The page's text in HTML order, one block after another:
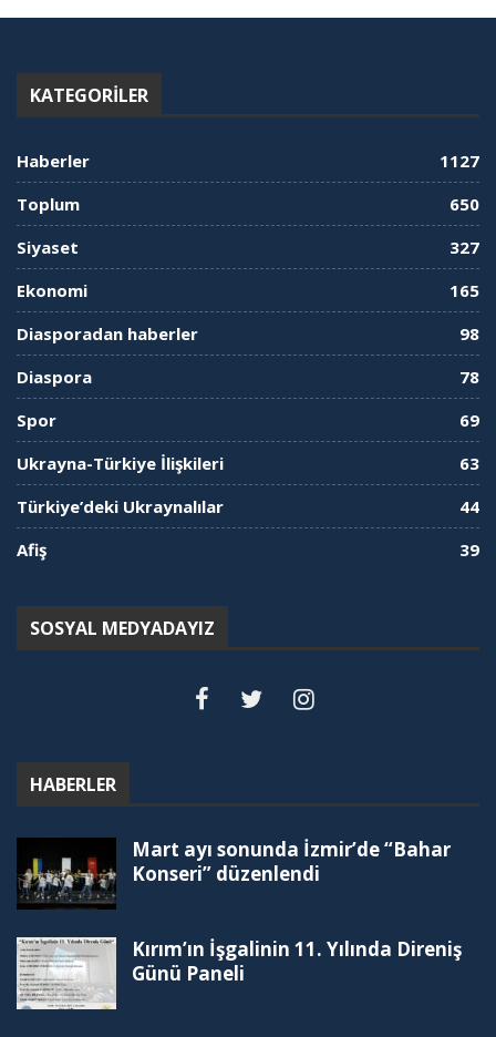
KATEGORILER
Haberler
1127
Toplum
650
Siyaset
327
Ekonomi
165
Diasporadan haberler
98
Diaspora
78
Spor
69
Ukrayna-Türkiye İlişkileri
63
Türkiye’deki Ukraynalılar
44
Afiş
39
SOSYAL MEDYADAYIZ
HABERLER
Mart ayı sonunda İzmir’de “Bahar
Konseri” düzenlendi
Kırım’ın İşgalinin 11. Yılında Direniş
Günü Paneli